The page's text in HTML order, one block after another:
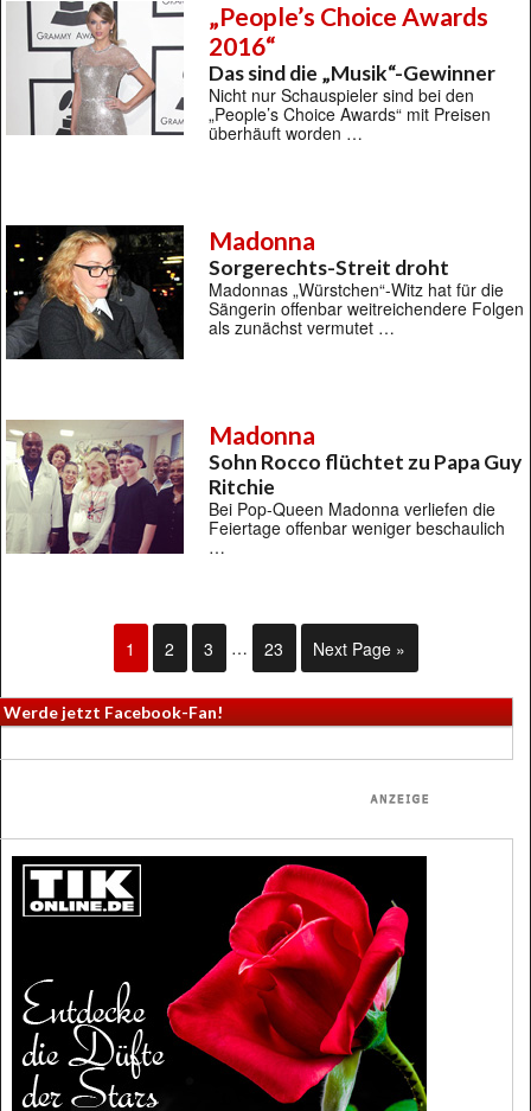
„People’s Choice Awards
2016“
Das sind die „Musik“-Gewinner
Nicht nur Schauspieler sind bei den
„People’s Choice Awards“ mit Preisen
überhäuft worden …
Madonna
Sorgerechts-Streit droht
Madonnas „Würstchen“-Witz hat für die
Sängerin offenbar weitreichendere Folgen
als zunächst vermutet …
Madonna
Sohn Rocco flüchtet zu Papa Guy
Ritchie
Bei Pop-Queen Madonna verliefen die
Feiertage offenbar weniger beschaulich
…
1 2 3 … 23 Next Page »
Werde jetzt Facebook-Fan!